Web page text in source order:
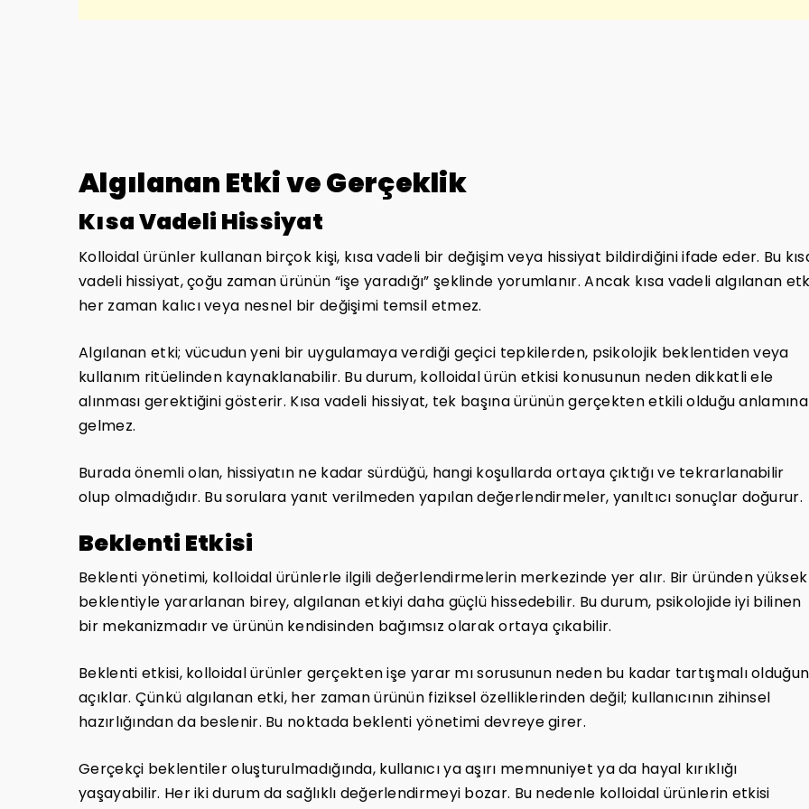
Algılanan Etki ve Gerçeklik
Kısa Vadeli Hissiyat
Kolloidal ürünler kullanan birçok kişi, kısa vadeli bir değişim veya hissiyat bildirdiğini ifade eder. Bu
vadeli hissiyat, çoğu zaman ürünün “işe yaradığı” şeklinde yorumlanır. Ancak kısa vadeli algılanan
her zaman kalıcı veya nesnel bir değişimi temsil etmez.
Algılanan etki; vücudun yeni bir uygulamaya verdiği geçici tepkilerden, psikolojik beklentiden veya
kullanım ritüelinden kaynaklanabilir. Bu durum, kolloidal ürün etkisi konusunun neden dikkatli ele
alınması gerektiğini gösterir. Kısa vadeli hissiyat, tek başına ürünün gerçekten etkili olduğu anlamına
gelmez.
Burada önemli olan, hissiyatın ne kadar sürdüğü, hangi koşullarda ortaya çıktığı ve tekrarlanabilir
olup olmadığıdır. Bu sorulara yanıt verilmeden yapılan değerlendirmeler, yanıltıcı sonuçlar doğurur.
Beklenti Etkisi
Beklenti yönetimi, kolloidal ürünlerle ilgili değerlendirmelerin merkezinde yer alır. Bir üründen yüksek
beklentiyle yararlanan birey, algılanan etkiyi daha güçlü hissedebilir. Bu durum, psikolojide iyi bilinen
bir mekanizmadır ve ürünün kendisinden bağımsız olarak ortaya çıkabilir.
Beklenti etkisi, kolloidal ürünler gerçekten işe yarar mı sorusunun neden bu kadar tartışmalı
açıklar. Çünkü algılanan etki, her zaman ürünün fiziksel özelliklerinden değil; kullanıcının zihinsel
hazırlığından da beslenir. Bu noktada beklenti yönetimi devreye girer.
Gerçekçi beklentiler oluşturulmadığında, kullanıcı ya aşırı memnuniyet ya da hayal kırıklığı
yaşayabilir. Her iki durum da sağlıklı değerlendirmeyi bozar. Bu nedenle kolloidal ürünlerin etkisi